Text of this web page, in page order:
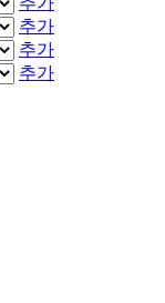
추가
추가
추가